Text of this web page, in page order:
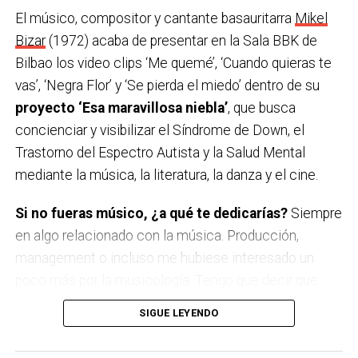
A Basauri le falta…Zonas verdes .
A Basauri le sobra… Casas.
¿Cómo imaginas Basauri en diez años?Mucho más
poblado.
¿Qué es lo mejor de Basauri para alguien creativo?
Los parques donde se conjugan naturaleza y personas
Un rincón de Basauri que te inspire.Las terrazas de
las calles peatonales. Donde se observa a los vecinos
Un local imprescindible en Basauri.
El músico, compositor y cantante basauritarra Mikel
Bizar(1972) acaba de presentar en la Sala BBK de
Bilbao los video clips ‘Me quemé’, ‘Cuando quieras te
vas’, ‘Negra Flor’ y ‘Se pierda el miedo’ dentro de su
proyecto ‘Esa maravillosa niebla’, que busca
concienciar y visibilizar el Síndrome de Down, el
Trastorno del Espectro Autista y la Salud Mental
mediante la música, la literatura, la danza y el cine.
Si no fueras músico, ¿a qué te dedicarías?Siempre
en algo relacionado con la música. Producción,
management o incluso me hubiese interesado un
dejé el fútbol por la música, aunque estaba solo en
tercera división, ya cobraba algo de pasta.
SIGUE LEYENDO